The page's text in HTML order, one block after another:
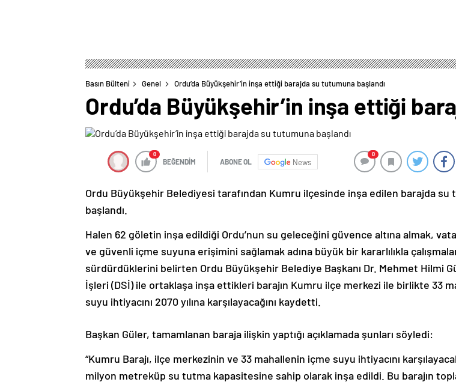
Basın Bülteni Genel Ordu’da Büyükşehir’in inşa ettiği barajda su tutumuna başlandı
Ordu’da Büyükşehir’in inşa ettiği
0
BEĞENDİM ABONE OL News
0
Ordu Büyükşehir Belediyesi tarafından Kumru ilçesinde inşa edilen barajda su
başlandı.
Halen 62 göletin inşa edildiği Ordu’nun su geleceğini güvence altına almak,
ve güvenli içme suyuna erişimini sağlamak adına büyük bir kararlılıkla
sürdürdüklerini belirten Ordu Büyükşehir Belediye Başkanı Dr. Mehmet Hilmi
İşleri (DSİ) ile ortaklaşa inşa ettikleri barajın Kumru ilçe merkezi ile birlikte 33
suyu ihtiyacını 2070 yılına karşılayacağını kaydetti.
Başkan Güler, tamamlanan baraja ilişkin yaptığı açıklamada şunları söyledi:
“Kumru Barajı, ilçe merkezinin ve 33 mahallenin içme suyu ihtiyacını
milyon metreküp su tutma kapasitesine sahip olarak inşa edildi. Bu barajın